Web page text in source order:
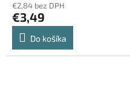
€2,84 bez DPH
€3,49
Do košíka